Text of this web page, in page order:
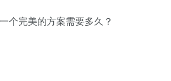
个完美的方案需要多久？